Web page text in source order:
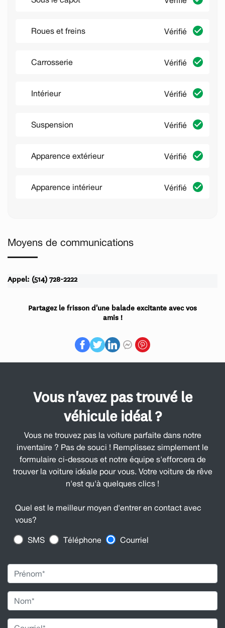
Roues et freins Vérifié
Carrosserie Vérifié
Intérieur Vérifié
Suspension Vérifié
Apparence extérieur Vérifié
Apparence intérieur Vérifié
Moyens de communications
Appel: (514) 728-2222
Partagez le frisson d'une balade excitante avec vos
amis !
Vous n'avez pas trouvé le
véhicule idéal ?
Vous ne trouvez pas la voiture parfaite dans notre
inventaire ? Pas de souci ! Remplissez simplement le
formulaire ci-dessous et notre équipe s'efforcera de
trouver la voiture idéale pour vous. Votre voiture de rêve
n'est qu'à quelques clics !
Quel est le meilleur moyen d'entrer en contact avec
vous?
SMS Téléphone Courriel